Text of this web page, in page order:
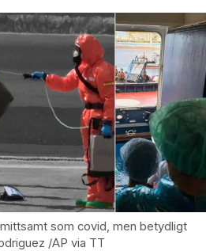
som covid, men betydligt
/AP via TT